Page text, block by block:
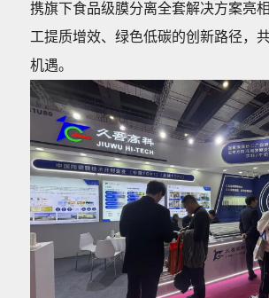
携旗下食品级膜分离全套解决方案亮
工提质增效、绿色低碳的创新路径，
机遇。